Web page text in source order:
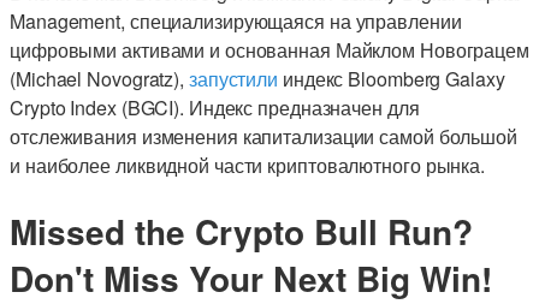
Management, специализирующаяся на управлении
цифровыми активами и основанная Майклом Новограцем
(Michael Novogratz), запустили индекс Bloomberg Galaxy
Crypto Index (BGCI). Индекс предназначен для
отслеживания изменения капитализации самой большой
и наиболее ликвидной части криптовалютного рынка.
Missed the Crypto Bull Run?
Don't Miss Your Next Big Win!